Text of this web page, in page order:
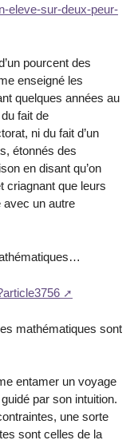
eleve-sur-deux-peur-
pourcent des
enseigné les
quelques années au
fait de
ni du fait d’un
étonnés des
en disant qu’on
criagnant que leurs
avec un autre
mathématiques sont
entamer un voyage
par son intuition.
une sorte
sont celles de la